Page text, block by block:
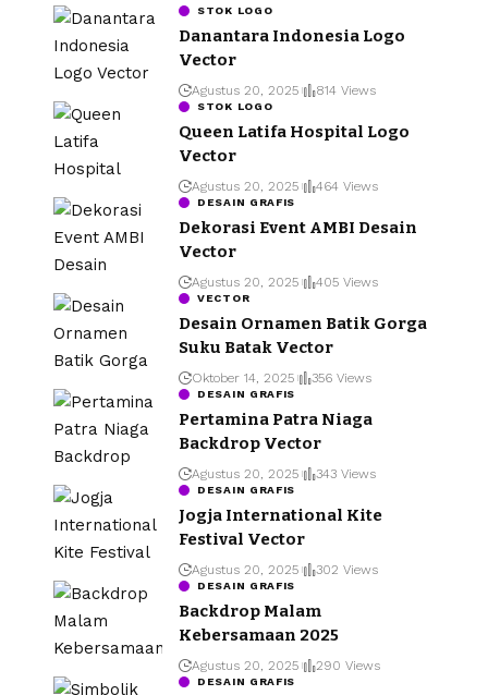
STOK LOGO
Danantara Indonesia Logo
Vector
Agustus 20, 2025 814 Views
STOK LOGO
Queen Latifa Hospital Logo
Vector
Agustus 20, 2025 464 Views
DESAIN GRAFIS
Dekorasi Event AMBI Desain
Vector
Agustus 20, 2025 405 Views
VECTOR
Desain Ornamen Batik Gorga
Suku Batak Vector
Oktober 14, 2025 356 Views
DESAIN GRAFIS
Pertamina Patra Niaga
Backdrop Vector
Agustus 20, 2025 343 Views
DESAIN GRAFIS
Jogja International Kite
Festival Vector
Agustus 20, 2025 302 Views
DESAIN GRAFIS
Backdrop Malam
Kebersamaan 2025
Agustus 20, 2025 290 Views
DESAIN GRAFIS